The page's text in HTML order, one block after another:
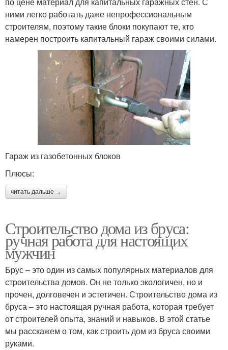
ними легко работать даже непрофессиональным
строителям, поэтому такие блоки покупают те, кто
намерен построить капитальный гараж своими силами.
Гараж из газобетонных блоков
Плюсы:
читать дальше →
Строительство дома из бруса:
ручная работа для настоящих
мужчин
Брус – это один из самых популярных материалов для
строительства домов. Он не только экологичен, но и
прочен, долговечен и эстетичен. Строительство дома из
бруса – это настоящая ручная работа, которая требует
от строителей опыта, знаний и навыков. В этой статье
мы расскажем о том, как строить дом из бруса своими
руками.